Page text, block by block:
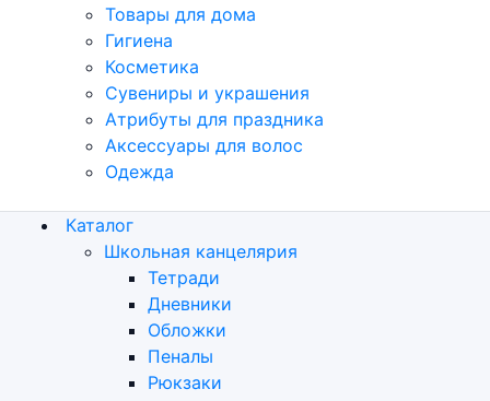
Товары для дома
Гигиена
Косметика
Сувениры и украшения
Атрибуты для праздника
Аксеcсуары для волос
Одежда
Каталог
Школьная канцелярия
Тетради
Дневники
Обложки
Пеналы
Рюкзаки